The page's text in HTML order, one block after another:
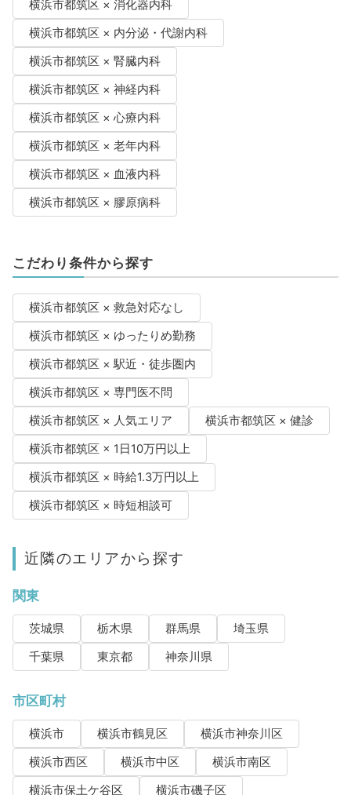
横浜市都筑区 × 消化器内科
横浜市都筑区 × 内分泌・代謝内科
横浜市都筑区 × 腎臓内科
横浜市都筑区 × 神経内科
横浜市都筑区 × 心療内科
横浜市都筑区 × 老年内科
横浜市都筑区 × 血液内科
横浜市都筑区 × 膠原病科
こだわり条件から探す
横浜市都筑区 × 救急対応なし
横浜市都筑区 × ゆったりめ勤務
横浜市都筑区 × 駅近・徒歩圏内
横浜市都筑区 × 専門医不問
横浜市都筑区 × 人気エリア
横浜市都筑区 × 健診
横浜市都筑区 × 1日10万円以上
横浜市都筑区 × 時給1.3万円以上
横浜市都筑区 × 時短相談可
近隣のエリアから探す
関東
茨城県 栃木県 群馬県
埼玉県
千葉県
東京都 神奈川県
市区町村
横浜市 横浜市鶴見区
横浜市神奈川区
横浜市西区
横浜市中区
横浜市南区
横浜市保土ケ谷区
横浜市磯子区